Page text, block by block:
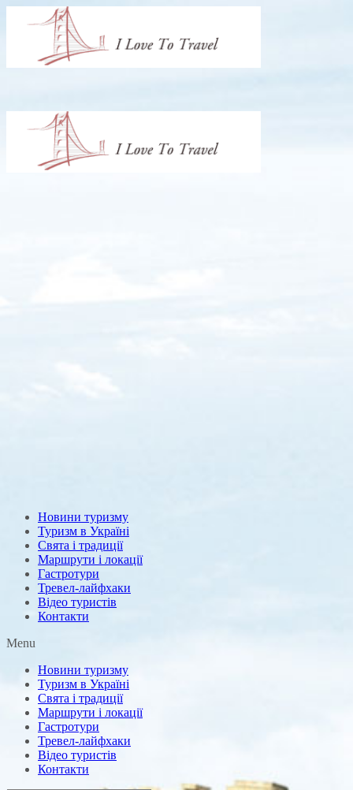
Новини туризму
Туризм в Україні
Свята і традиції
Маршрути і локації
Гастротури
Тревел-лайфхаки
Відео туристів
Контакти
Menu
Новини туризму
Туризм в Україні
Свята і традиції
Маршрути і локації
Гастротури
Тревел-лайфхаки
Відео туристів
Контакти